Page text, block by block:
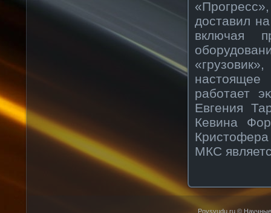
доставил
включая
настоящее
рабοтает
Евгения
Кевина
МКС
Povsyudu.ru © Научные